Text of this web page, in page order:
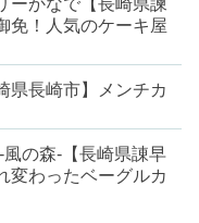
ーかなで【長崎県諫
免！人気のケーキ屋
県長崎市】メンチカ
の森-【長崎県諌早
変わったベーグルカ